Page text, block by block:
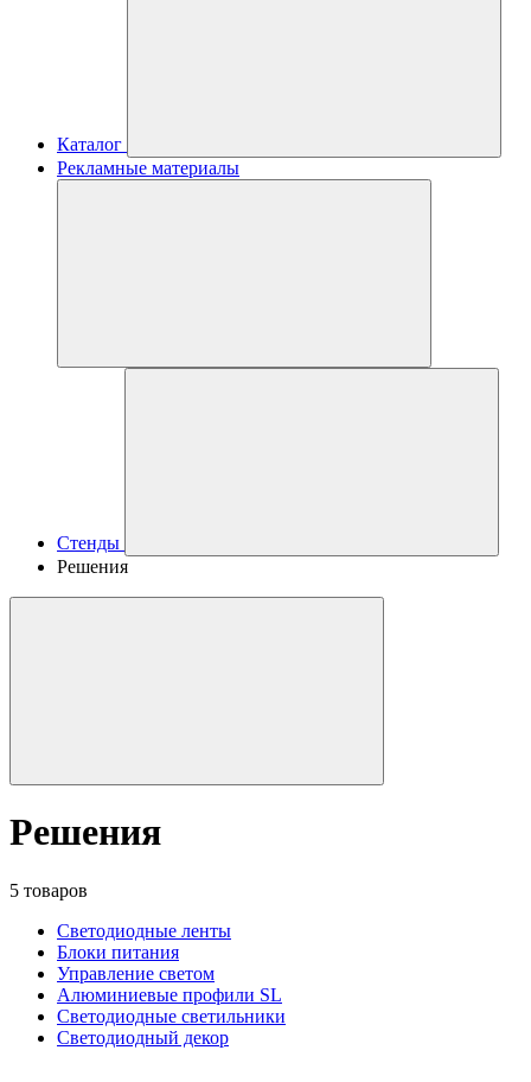
Каталог
Рекламные материалы
Стенды
Решения
Решения
5 товаров
Светодиодные ленты
Блоки питания
Управление светом
Алюминиевые профили SL
Светодиодные светильники
Светодиодный декор